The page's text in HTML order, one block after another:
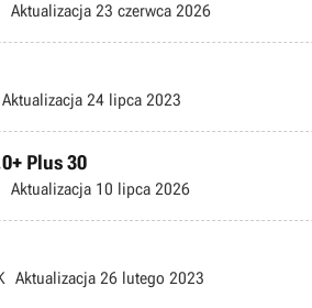
Aktualizacja 23 czerwca 2026
Aktualizacja 24 lipca 2023
Plus 30
Aktualizacja 10 lipca 2026
Aktualizacja 26 lutego 2023